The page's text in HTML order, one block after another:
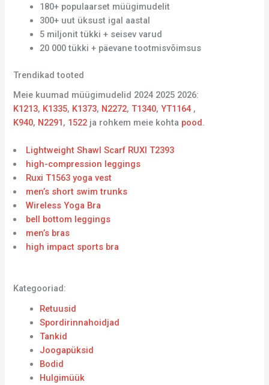
180+ populaarset müügimudelit
300+ uut üksust igal aastal
5 miljonit tükki + seisev varud
20 000 tükki + päevane tootmisvõimsus
Trendikad tooted
Meie kuumad müügimudelid 2024 2025 2026:
K1213, K1335, K1373, N2272,T1340,YT1164 ,
K940, N2291, 1522 ja rohkem meie kohta pood.
Lightweight Shawl Scarf RUXI T2393
high-compression leggings
Ruxi T1563 yoga vest
men’s short swim trunks
Wireless Yoga Bra
bell bottom leggings
men’s bras
high impact sports bra
Kategooriad:
Retuusid
Spordirinnahoidjad
Tankid
Joogapüksid
Bodid
Hulgimüük